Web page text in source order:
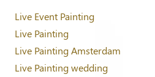
Live Event Painting
Live Painting
Live Painting Amsterdam
Live Painting wedding